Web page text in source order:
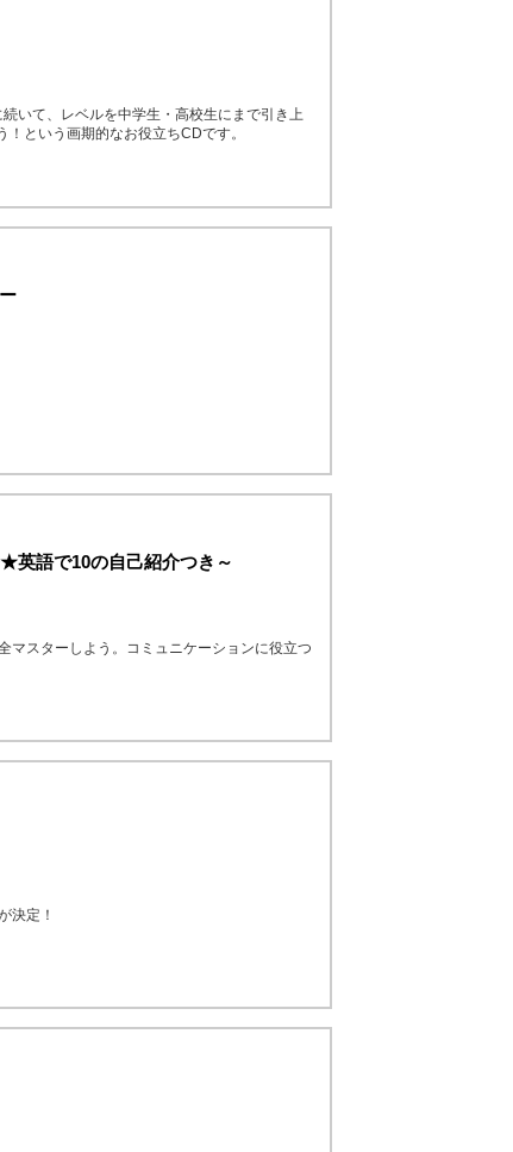
いて、レベルを中学生・高校生にまで引き上
という画期的なお役立ちCDです。
英語で10の自己紹介つき～
マスターしよう。コミュニケーションに役立つ
決定！